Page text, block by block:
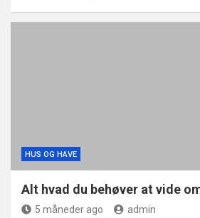
HUS OG HAVE
Alt hvad du behøver at vide
5 måneder ago admin